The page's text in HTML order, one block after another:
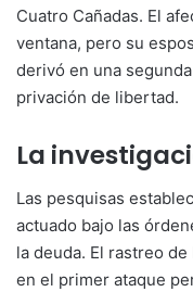
Cuatro Cañadas. El
ventana, pero su
derivó en una
privación de libertad.
La
Las pesquisas
actuado bajo las
la deuda. El rastreo
en el primer ataque